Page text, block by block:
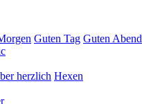
Guten Tag Guten Abend
herzlich Hexen